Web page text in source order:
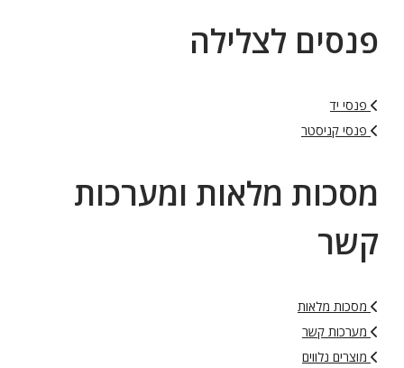
פנסים לצלילה
פנסי יד
פנסי קניסטר
מסכות מלאות ומערכות
קשר
מסכות מלאות
מערכות קשר
מוצרים נלווים